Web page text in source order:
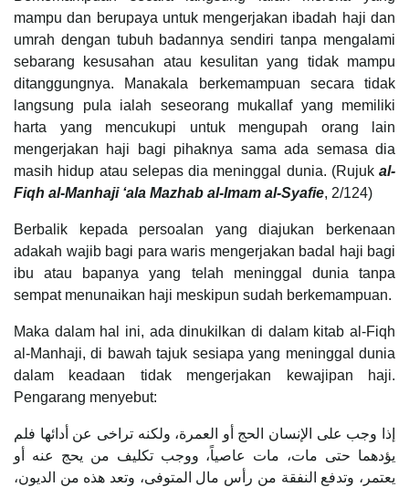
mampu dan berupaya untuk mengerjakan ibadah haji dan
umrah dengan tubuh badannya sendiri tanpa mengalami
sebarang kesusahan atau kesulitan yang tidak mampu
ditanggungnya. Manakala berkemampuan secara tidak
langsung pula ialah seseorang mukallaf yang memiliki
harta yang mencukupi untuk mengupah orang lain
mengerjakan haji bagi pihaknya sama ada semasa dia
masih hidup atau selepas dia meninggal dunia. (Rujuk al-
Fiqh al-Manhaji ‘ala Mazhab al-Imam al-Syafie, 2/124)
Berbalik kepada persoalan yang diajukan berkenaan
adakah wajib bagi para waris mengerjakan badal haji bagi
ibu atau bapanya yang telah meninggal dunia tanpa
sempat menunaikan haji meskipun sudah berkemampuan.
Maka dalam hal ini, ada dinukilkan di dalam kitab al-Fiqh
al-Manhaji, di bawah tajuk sesiapa yang meninggal dunia
dalam keadaan tidak mengerjakan kewajipan haji.
Pengarang menyebut:
إذا وجب على الإنسان الحج أو العمرة، ولكنه تراخى عن أدائها فلم
يؤدهما حتى مات، مات عاصياً، ووجب تكليف من يحج عنه أو
يعتمر، وتدفع النفقة من رأس مال المتوفى، وتعد هذه من الديون،